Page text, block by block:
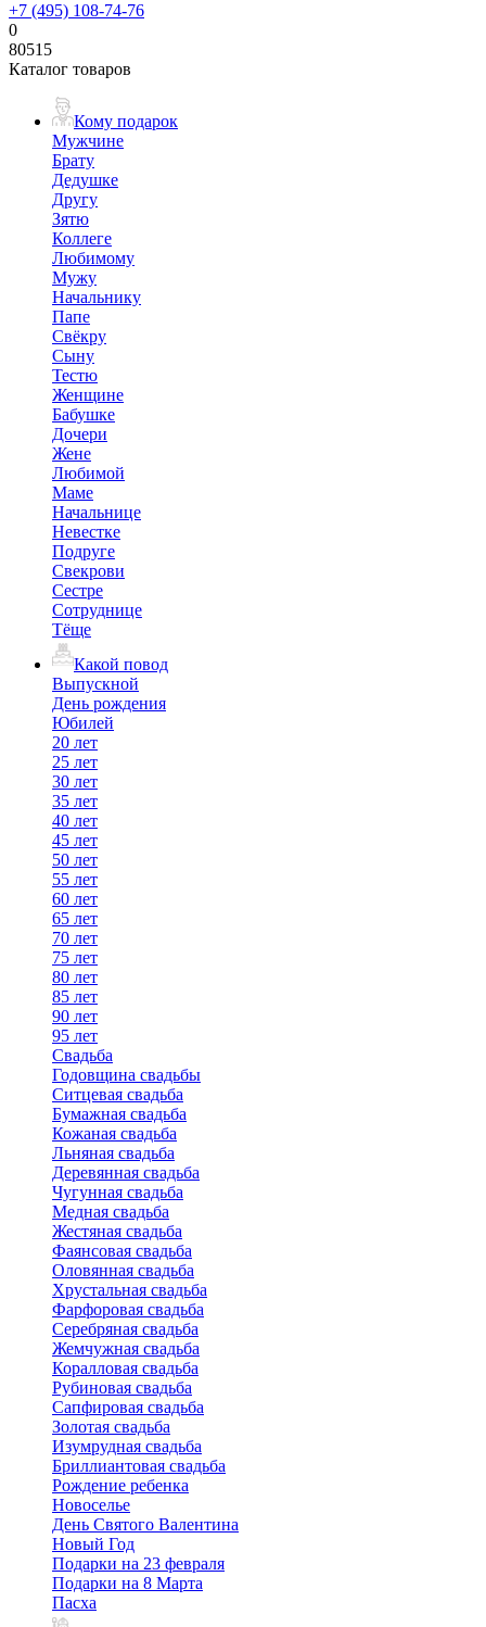
+7 (495) 108-74-76
0
80515
Каталог товаров
Кому подарок
Мужчине
Брату
Дедушке
Другу
Зятю
Коллеге
Любимому
Мужу
Начальнику
Папе
Свёкру
Сыну
Тестю
Женщине
Бабушке
Дочери
Жене
Любимой
Маме
Начальнице
Невестке
Подруге
Свекрови
Сестре
Сотруднице
Тёще
Какой повод
Выпускной
День рождения
Юбилей
20 лет
25 лет
30 лет
35 лет
40 лет
45 лет
50 лет
55 лет
60 лет
65 лет
70 лет
75 лет
80 лет
85 лет
90 лет
95 лет
Свадьба
Годовщина свадьбы
Ситцевая свадьба
Бумажная свадьба
Кожаная свадьба
Льняная свадьба
Деревянная свадьба
Чугунная свадьба
Медная свадьба
Жестяная свадьба
Фаянсовая свадьба
Оловянная свадьба
Хрустальная свадьба
Фарфоровая свадьба
Серебряная свадьба
Жемчужная свадьба
Коралловая свадьба
Рубиновая свадьба
Сапфировая свадьба
Золотая свадьба
Изумрудная свадьба
Бриллиантовая свадьба
Рождение ребенка
Новоселье
День Святого Валентина
Новый Год
Подарки на 23 февраля
Подарки на 8 Марта
Пасха